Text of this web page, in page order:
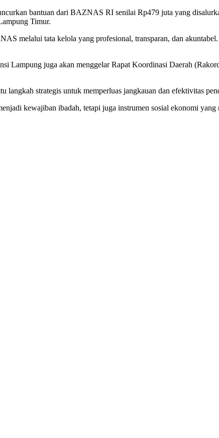
bantuan dari BAZNAS RI senilai Rp479 juta yang
Timur.
melalui tata kelola yang profesional, transparan, dan
Lampung juga akan menggelar Rapat Koordinasi Daerah
strategis untuk memperluas jangkauan dan efektivitas
kewajiban ibadah, tetapi juga instrumen sosial ekonomi